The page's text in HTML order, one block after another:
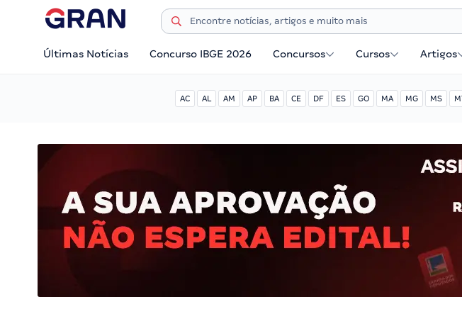
Últimas Notícias Concurso IBGE 2026 Concursos Cursos Artigos
AC AL AM AP BA CE DF ES GO MA MG MS